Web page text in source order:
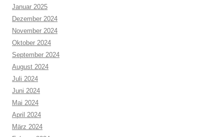
Januar 2025
Dezember 2024
November 2024
Oktober 2024
September 2024
August 2024
Juli 2024
Juni 2024
Mai 2024
April 2024
März 2024